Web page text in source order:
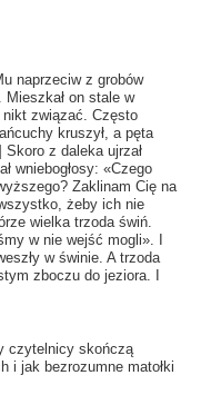
naprzeciw z grobów
on stale w
nikt związać. Często
kruszył, a pęta
Skoro z daleka ujrzał
wniebogłosy: «Czego
Zaklinam Cię na
żeby ich nie
wielka trzoda świń.
w nie wejść mogli». I
w świnie. A trzoda
zboczu do jeziora. I
czytelnicy skończą
i jak bezrozumne matołki